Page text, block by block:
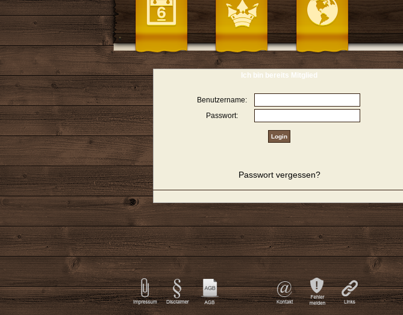
Ich bin bereits Mitglied
Benutzername:
Passwort:
Passwort vergessen?